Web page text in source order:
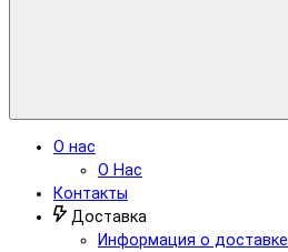
О нас
О Нас
Контакты
Доставка
Информация о доставке